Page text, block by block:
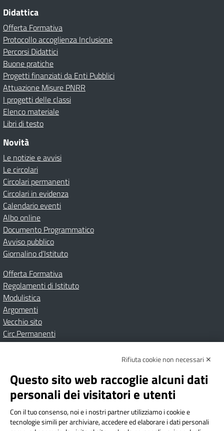
Didattica
Offerta Formativa
Protocollo accoglienza Inclusione
Percorsi Didattici
Buone pratiche
Progetti finanziati da Enti Pubblici
Attuazione Misure PNRR
I progetti delle classi
Elenco materiale
Libri di testo
Novità
Le notizie e avvisi
Le circolari
Circolari permanenti
Circolari in evidenza
Calendario eventi
Albo online
Documento Programmatico
Avviso pubblico
Giornalino d’Istituto
Offerta Formativa
Regolamenti di Istituto
Modulistica
Argomenti
Vecchio sito
Circ.Permanenti
Albo onlinePrivacy Policy
Dichiarazione di accessibilità
Note Legali
Istituto Comprensivo Bricherasio
Via Cesare Bollea n. 3 - 10064 Bricherasio (TO) | P.E.O.:
Rifiuta cookie non necessari ✕
Questo sito web raccoglie alcuni dati
personali dei visitatori e utenti
Con il tuo consenso, noi e i nostri partner utilizziamo i cookie e
tecnologie simili per archiviare, accedere ed elaborare i dati personali